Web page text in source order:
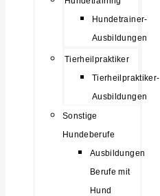
Hundetrainer-
Ausbildungen
Tierheilpraktiker
Tierheilpraktiker-
Ausbildungen
Sonstige
Hundeberufe
Ausbildungen
Berufe mit
Hund